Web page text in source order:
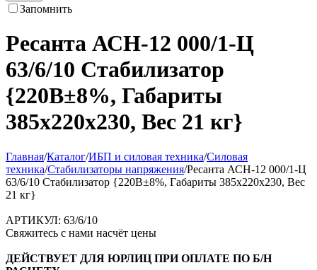
Запомнить
Ресанта АСН-12 000/1-Ц
63/6/10 Стабилизатор
{220В±8%, Габариты
385х220х230, Вес 21 кг}
Главная/Каталог/ИБП и силовая техника/Силовая
техника/Стабилизаторы напряжения/Ресанта АСН-12 000/1-Ц
63/6/10 Стабилизатор {220В±8%, Габариты 385х220х230, Вес
21 кг}
АРТИКУЛ: 63/6/10
Свяжитесь с нами насчёт цены
ДЕЙСТВУЕТ ДЛЯ ЮРЛИЦ ПРИ ОПЛАТЕ ПО Б/Н